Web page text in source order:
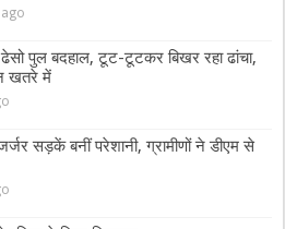
पुल बदहाल, टूट-टूटकर बिखर रहा ढांचा,
खतरे में
सड़कें बनीं परेशानी, ग्रामीणों ने डीएम से